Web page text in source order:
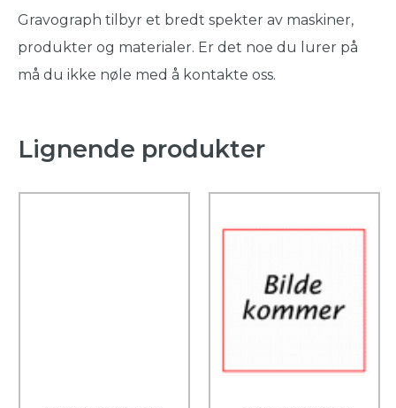
Gravograph tilbyr et bredt spekter av maskiner,
produkter og materialer. Er det noe du lurer på
må du ikke nøle med å kontakte oss.
Lignende produkter